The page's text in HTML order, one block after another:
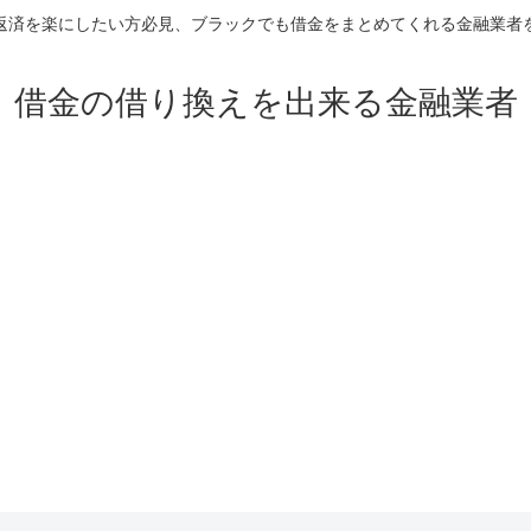
済を楽にしたい方必見、ブラックでも借金をまとめてくれる金融業者
借金の借り換えを出来る金融業者